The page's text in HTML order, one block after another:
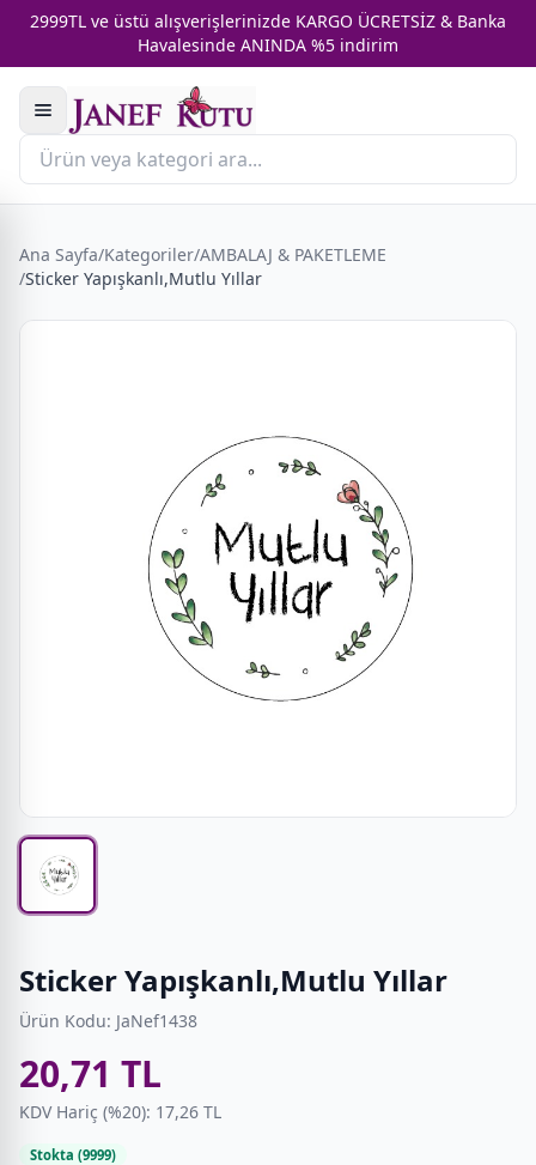
2999TL ve üstü alışverişlerinizde KARGO ÜCRETSİZ & Banka
Havalesinde ANINDA %5 indirim
Ana Sayfa/Kategoriler/AMBALAJ & PAKETLEME
/Sticker Yapışkanlı,Mutlu Yıllar
Sticker Yapışkanlı,Mutlu Yıllar
Ürün Kodu: JaNef1438
20,71 TL
KDV Hariç (%20): 17,26 TL
Stokta (9999)